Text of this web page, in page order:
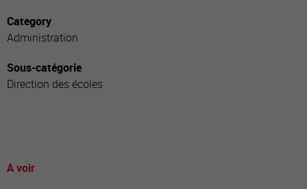
Category
Administration
Sous-catégorie
Direction des écoles
A voir